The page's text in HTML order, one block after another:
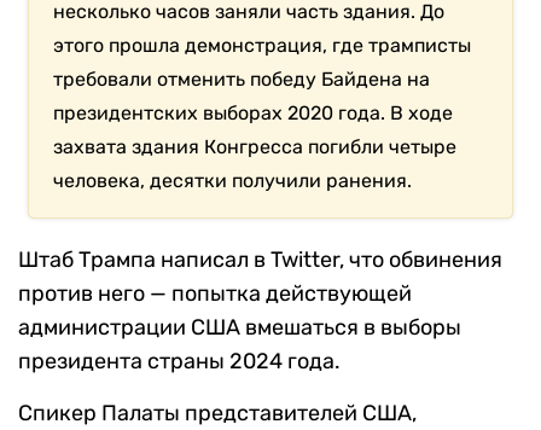
несколько часов заняли часть здания. До
этого прошла демонстрация, где трамписты
требовали отменить победу Байдена на
президентских выборах 2020 года. В ходе
захвата здания Конгресса погибли четыре
человека, десятки получили ранения.
Штаб Трампа написал в Twitter, что обвинения
против него — попытка действующей
администрации США вмешаться в выборы
президента страны 2024 года.
Спикер Палаты представителей США,